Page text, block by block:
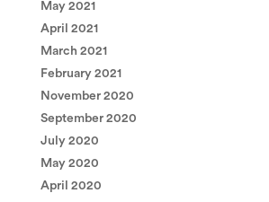
May 2021
April 2021
March 2021
February 2021
November 2020
September 2020
July 2020
May 2020
April 2020